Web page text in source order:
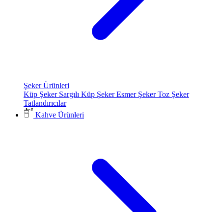
Şeker Ürünleri
Küp Şeker Sargılı Küp ŞekerEsmer ŞekerToz Şeker
Tatlandırıcılar
Kahve Ürünleri